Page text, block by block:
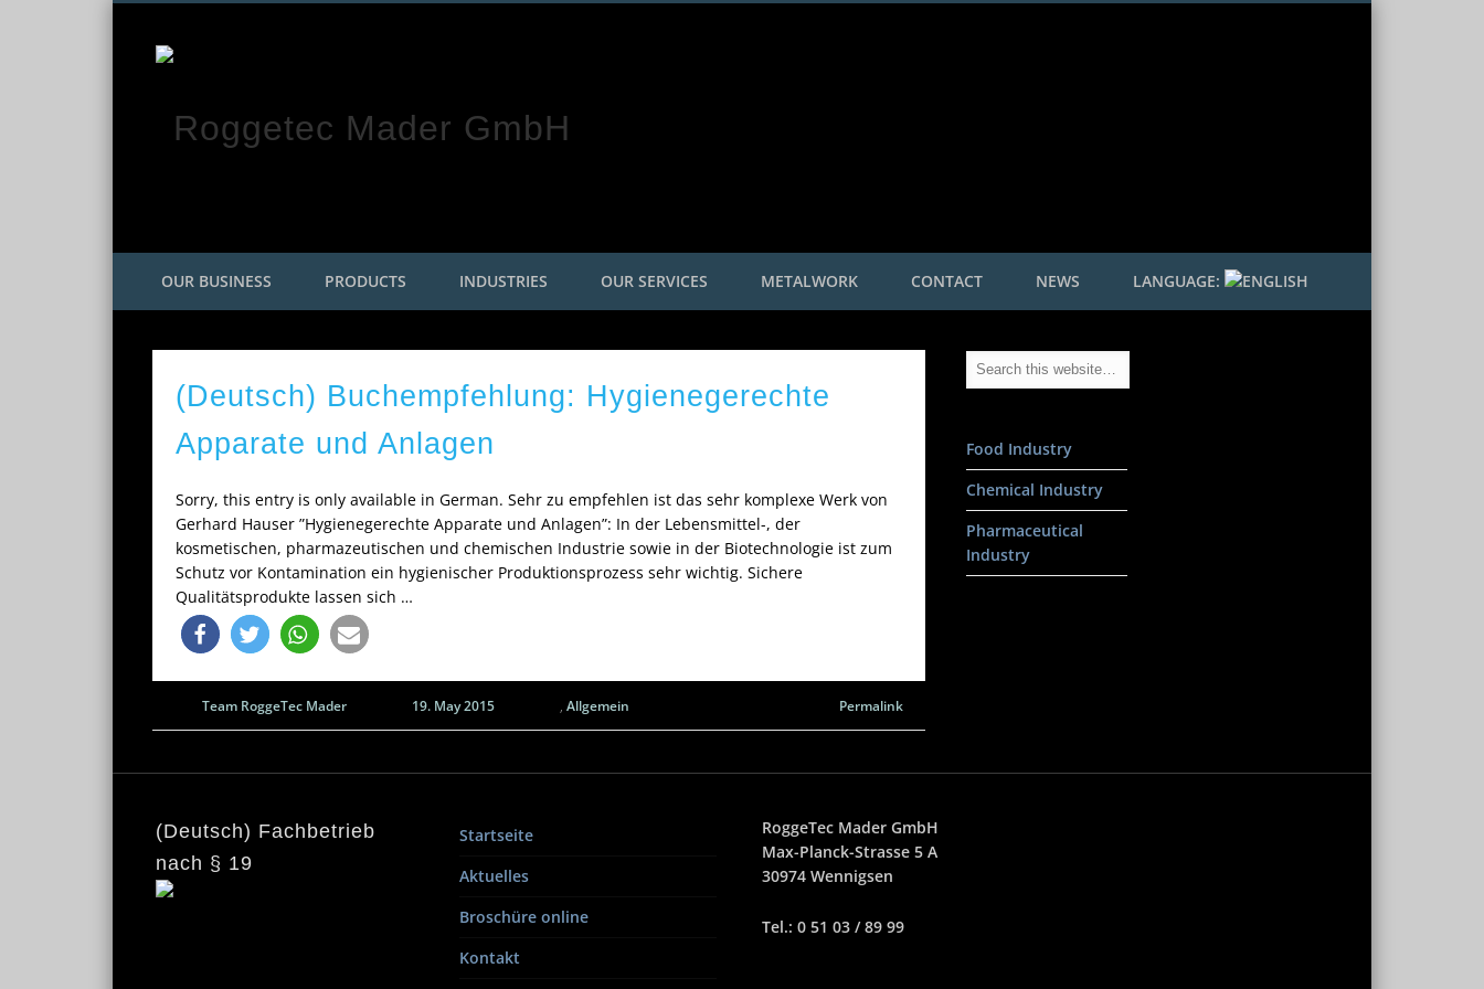
OUR BUSINESS PRODUCTS INDUSTRIES OUR SERVICES METALWORK CONTACT NEWS LANGUAGE:
(Deutsch) Buchempfehlung: Hygienegerechte
Apparate und Anlagen
Sorry, this entry is only available in German. Sehr zu empfehlen ist das sehr komplexe Werk von
Gerhard Hauser ”Hygienegerechte Apparate und Anlagen”: In der Lebensmittel-, der
kosmetischen, pharmazeutischen und chemischen Industrie sowie in der Biotechnologie ist zum
Schutz vor Kontamination ein hygienischer Produktionsprozess sehr wichtig. Sichere
Qualitätsprodukte lassen sich …
Team RoggeTec Mader 19. May 2015 , Allgemein Permalink
Food Industry
Chemical Industry
Pharmaceutical
Industry
(Deutsch) Fachbetrieb
nach § 19
Startseite
Aktuelles
Broschüre online
Kontakt
RoggeTec Mader GmbH
Max-Planck-Strasse 5 A
30974 Wennigsen
Tel.: 0 51 03 / 89 99